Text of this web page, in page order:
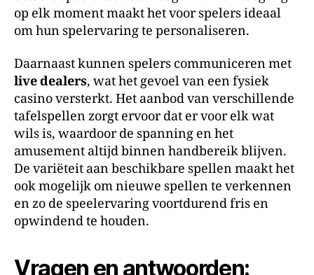
op elk moment maakt het voor spelers ideaal
om hun spelervaring te personaliseren.
Daarnaast kunnen spelers communiceren met
live dealers, wat het gevoel van een fysiek
casino versterkt. Het aanbod van verschillende
tafelspellen zorgt ervoor dat er voor elk wat
wils is, waardoor de spanning en het
amusement altijd binnen handbereik blijven.
De variëteit aan beschikbare spellen maakt het
ook mogelijk om nieuwe spellen te verkennen
en zo de speelervaring voortdurend fris en
opwindend te houden.
Vragen en antwoorden: